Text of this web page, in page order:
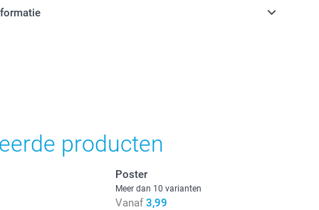
producten
Poster
Meer dan 10 varianten
Vanaf 3,99